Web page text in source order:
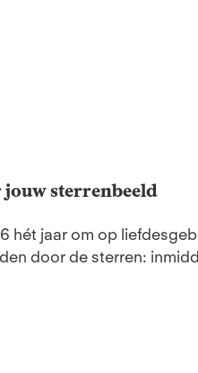
sterrenbeeld
hét jaar om op
door de sterren: